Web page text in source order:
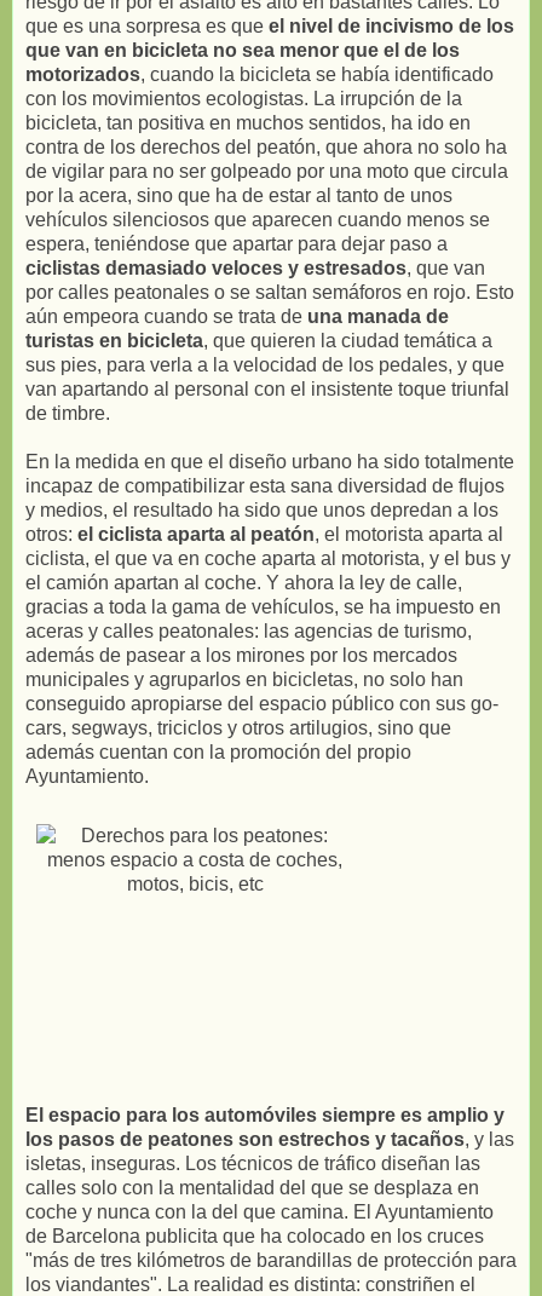
que es una sorpresa es que el nivel de incivismo de los
que van en bicicleta no sea menor que el de los
motorizados, cuando la bicicleta se había identificado
con los movimientos ecologistas. La irrupción de la
bicicleta, tan positiva en muchos sentidos, ha ido en
contra de los derechos del peatón, que ahora no solo ha
de vigilar para no ser golpeado por una moto que circula
por la acera, sino que ha de estar al tanto de unos
vehículos silenciosos que aparecen cuando menos se
espera, teniéndose que apartar para dejar paso a
ciclistas demasiado veloces y estresados, que van
por calles peatonales o se saltan semáforos en rojo. Esto
aún empeora cuando se trata de una manada de
turistas en bicicleta, que quieren la ciudad temática a
sus pies, para verla a la velocidad de los pedales, y que
van apartando al personal con el insistente toque triunfal
de timbre.
En la medida en que el diseño urbano ha sido totalmente
incapaz de compatibilizar esta sana diversidad de flujos
y medios, el resultado ha sido que unos depredan a los
otros: el ciclista aparta al peatón, el motorista aparta al
ciclista, el que va en coche aparta al motorista, y el bus y
el camión apartan al coche. Y ahora la ley de calle,
gracias a toda la gama de vehículos, se ha impuesto en
aceras y calles peatonales: las agencias de turismo,
además de pasear a los mirones por los mercados
municipales y agruparlos en bicicletas, no solo han
conseguido apropiarse del espacio público con sus go-
cars, segways, triciclos y otros artilugios, sino que
además cuentan con la promoción del propio
Ayuntamiento.
El espacio para los automóviles siempre es amplio y
los pasos de peatones son estrechos y tacaños, y las
isletas, inseguras. Los técnicos de tráfico diseñan las
calles solo con la mentalidad del que se desplaza en
coche y nunca con la del que camina. El Ayuntamiento
de Barcelona publicita que ha colocado en los cruces
"más de tres kilómetros de barandillas de protección para
los viandantes". La realidad es distinta: constriñen el